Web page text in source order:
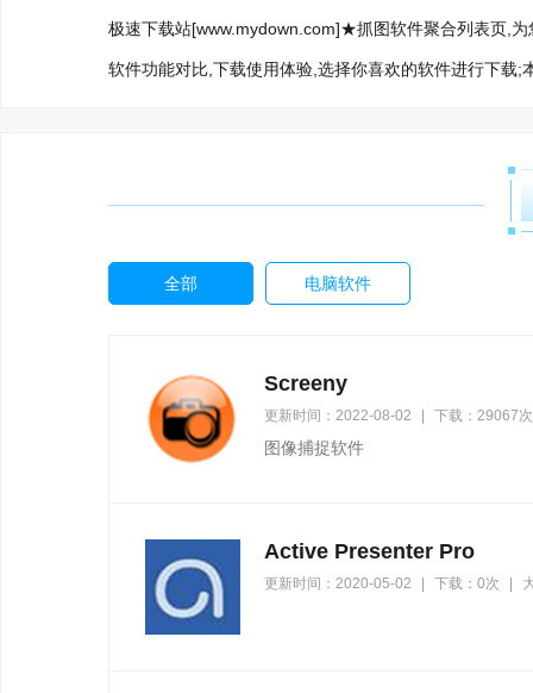
极速下载站[www.mydown.com]★抓图软件聚合列表页,
软件功能对比,下载使用体验,选择你喜欢的软件进行下载
全部 电脑软件
Screeny
更新时间：2022-08-02 下载：29067次
图像捕捉软件
Active Presenter Pro
更新时间：2020-05-02 下载：0次